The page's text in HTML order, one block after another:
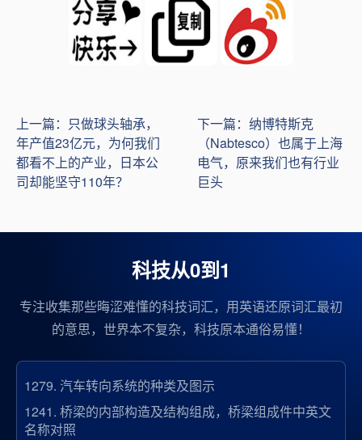
上一篇：只做球头轴承，
年产值23亿元，为何我们
都看不上的产业，日本公
司却能坚守110年？
下一篇：纳博特斯克
（Nabtesco）也属于上海
电气，原来我们也有行业
巨头
科技从0到1
专注收集那些晦涩难懂的科技词汇，用英语还原词汇最初
的意思，世界本不复杂，科技原本通俗易懂！
1279. 汽车转向系统的种类及图示
1241. 桥梁的内部构造及结构组成，桥梁组成件中英文
名称对照